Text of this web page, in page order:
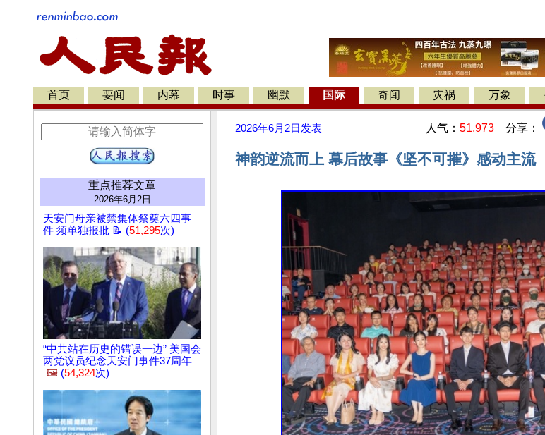
首页 要闻 内幕 时事 幽默 国际 奇闻 灾祸 万象
重点推荐文章
2026年6月2日
天安门母亲被禁集体祭奠六四事
件 须单独报批 📝 (51,295次)
“中共站在历史的错误一边” 美国会
两党议员纪念天安门事件37周年
🖼️ (54,324次)
2026年6月2日 发表 人气： 51,973 分享：
神韵逆流而上 幕后故事《坚不可摧》感动主流